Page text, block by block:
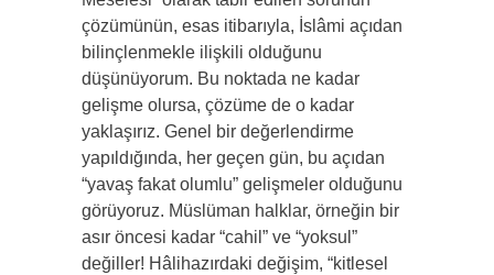
çözümünün, esas itibarıyla, İslâmi açıdan
bilinçlenmekle ilişkili olduğunu
düşünüyorum. Bu noktada ne kadar
gelişme olursa, çözüme de o kadar
yaklaşırız. Genel bir değerlendirme
yapıldığında, her geçen gün, bu açıdan
“yavaş fakat olumlu” gelişmeler olduğunu
görüyoruz. Müslüman halklar, örneğin bir
asır öncesi kadar “cahil” ve “yoksul”
değiller! Hâlihazırdaki değişim, “kitlesel